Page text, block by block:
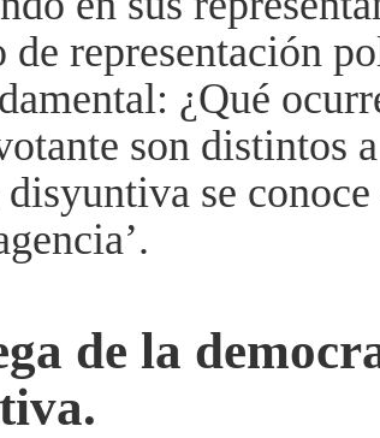
de representación
¿Qué
son distintos
se
de la